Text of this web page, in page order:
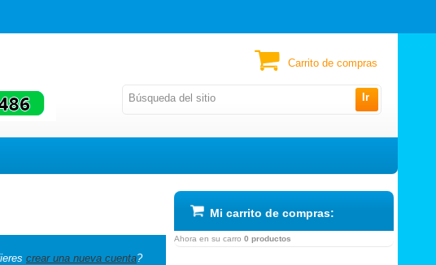
Ir
Carrito de compras
crear una nueva cuenta?
Mi carrito de compras:
Ahora en su carro 0 productos